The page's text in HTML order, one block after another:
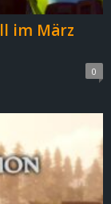
im März
0